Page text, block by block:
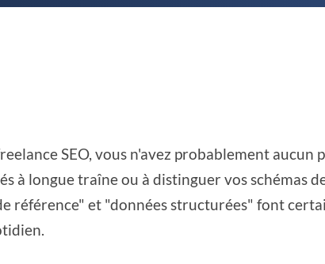
SEO, vous n'avez probablement
à longue traîne ou à distinguer vos schémas
référence" et "données structurées" font